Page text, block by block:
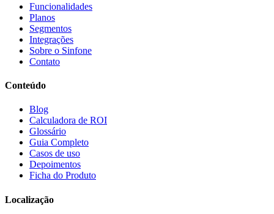
Funcionalidades
Planos
Segmentos
Integrações
Sobre o Sinfone
Contato
Conteúdo
Blog
Calculadora de ROI
Glossário
Guia Completo
Casos de uso
Depoimentos
Ficha do Produto
Localização